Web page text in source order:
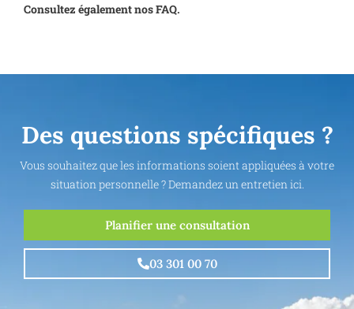
Consultez également nos FAQ.
Des questions spécifiques ?
Vous souhaitez que les informations soient appliquées à votre
situation personnelle ? Demandez un entretien ici.
Planifier une consultation
03 301 00 70